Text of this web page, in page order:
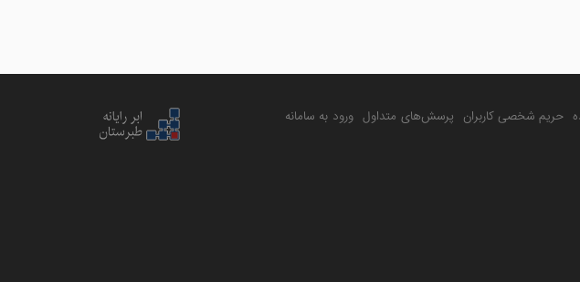
حریم شخصی کاربران پرسش‌های متداول ورود به سامانه